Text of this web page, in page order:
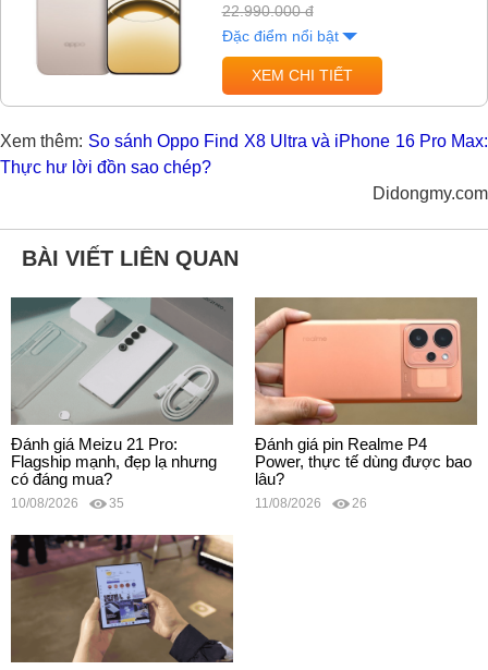
22.990.000 đ
Đặc điểm nổi bật
XEM CHI TIẾT
Xem thêm: So sánh Oppo Find X8 Ultra và iPhone 16 Pro Max:
Thực hư lời đồn sao chép?
Didongmy.com
BÀI VIẾT LIÊN QUAN
Đánh giá Meizu 21 Pro:
Flagship mạnh, đẹp lạ nhưng
có đáng mua?
10/08/2026 35
Đánh giá pin Realme P4
Power, thực tế dùng được bao
lâu?
11/08/2026 26